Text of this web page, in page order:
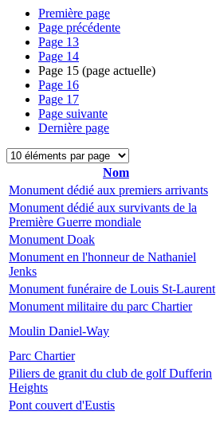
Première page
Page précédente
Page 13
Page 14
Page 15 (page actuelle)
Page 16
Page 17
Page suivante
Dernière page
Nom
Monument dédié aux premiers arrivants
Monument dédié aux survivants de la
Première Guerre mondiale
Monument Doak
Monument en l'honneur de Nathaniel
Jenks
Monument funéraire de Louis St-Laurent
Monument militaire du parc Chartier
Moulin Daniel-Way
Parc Chartier
Piliers de granit du club de golf Dufferin
Heights
Pont couvert d'Eustis